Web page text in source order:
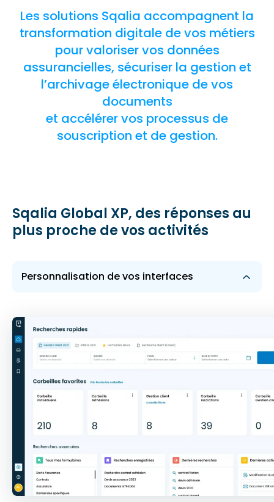
Les solutions Sqalia accompagnent la
transformation digitale de vos métiers
pour valoriser vos données
assurancielles, sécuriser la gestion et
l’archivage électronique de vos
documents
et accélérer vos processus de
souscription et de gestion.
Sqalia Global XP, des réponses au
plus proche de vos activités
Personnalisation de vos interfaces